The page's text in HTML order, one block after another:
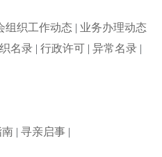
组织工作动态 | 业务办理动态
名录 | 行政许可 | 异常名录 |
南 | 寻亲启事 |